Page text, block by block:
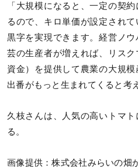
「大規模になると、一定の契
るので、キロ単価が設定され
黒字を実現できます。経営ノ
芸の生産者が増えれば、リス
資金）を提供して農業の大規
出番がもっと生まれてくると考
久枝さんは、人気の高いトマ
る。
画像提供：株式会社みらいの畑